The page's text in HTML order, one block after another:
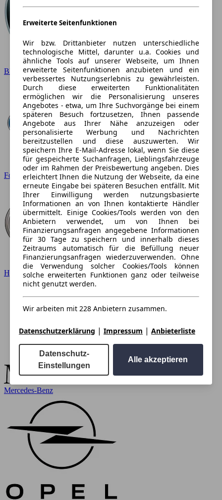
BMW
Ford
Hyundai
Mercedes-Benz
Erweiterte Seitenfunktionen
Wir bzw. Drittanbieter nutzen unterschiedliche
technologische Mittel, darunter u.a. Cookies und
ähnliche Tools auf unserer Webseite, um Ihnen
erweiterte Seitenfunktionen anzubieten und ein
verbessertes Nutzungserlebnis zu gewährleisten.
Durch diese erweiterten Funktionalitäten
ermöglichen wir die Personalisierung unseres
Angebotes - etwa, um Ihre Suchvorgänge bei einem
späteren Besuch fortzusetzen, Ihnen passende
Angebote aus Ihrer Nähe anzuzeigen oder
personalisierte Werbung und Nachrichten
bereitzustellen und diese auszuwerten. Wir
speichern Ihre E-Mail-Adresse lokal, wenn Sie diese
für gespeicherte Suchanfragen, Lieblingsfahrzeuge
oder im Rahmen der Preisbewertung angeben. Dies
erleichtert Ihnen die Nutzung der Webseite, da eine
erneute Eingabe bei späteren Besuchen entfällt. Mit
Ihrer Einwilligung werden nutzungsbasierte
Informationen an von Ihnen kontaktierte Händler
übermittelt. Einige Cookies/Tools werden von den
Anbietern verwendet, um von Ihnen bei
Finanzierungsanfragen angegebene Informationen
für 30 Tage zu speichern und innerhalb dieses
Zeitraums automatisch für die Befüllung neuer
Finanzierungsanfragen wiederzuverwenden. Ohne
die Verwendung solcher Cookies/Tools können
solche erweiterten Funktionen ganz oder teilweise
nicht genutzt werden.
Wir arbeiten mit 228 Anbietern zusammen.
Datenschutzerklärung | Impressum | Anbieterliste
Datenschutz-
Einstellungen
Alle akzeptieren